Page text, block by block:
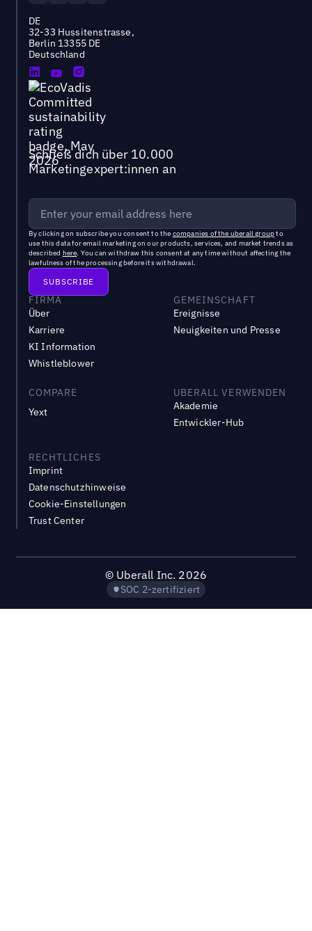
DE
32-33 Hussitenstrasse,
Berlin 13355 DE
Deutschland
Schließ dich über 10.000
Marketingexpert:innen an
By clicking on subscribe you consent to the companies of the uberall groupto
use this data for email marketing on our products, services, and market trends as
described here. You can withdraw this consent at any time without affecting the
lawfulness of the processing before its withdrawal.
FIRMA
Über
Karriere
KI Information
Whistleblower
GEMEINSCHAFT
Ereignisse
Neuigkeiten und Presse
COMPARE
Yext
UBERALL VERWENDEN
Akademie
Entwickler-Hub
RECHTLICHES
Imprint
Datenschutzhinweise
Cookie-Einstellungen
Trust Center
© Uberall Inc. 2026
SOC 2-zertifiziert